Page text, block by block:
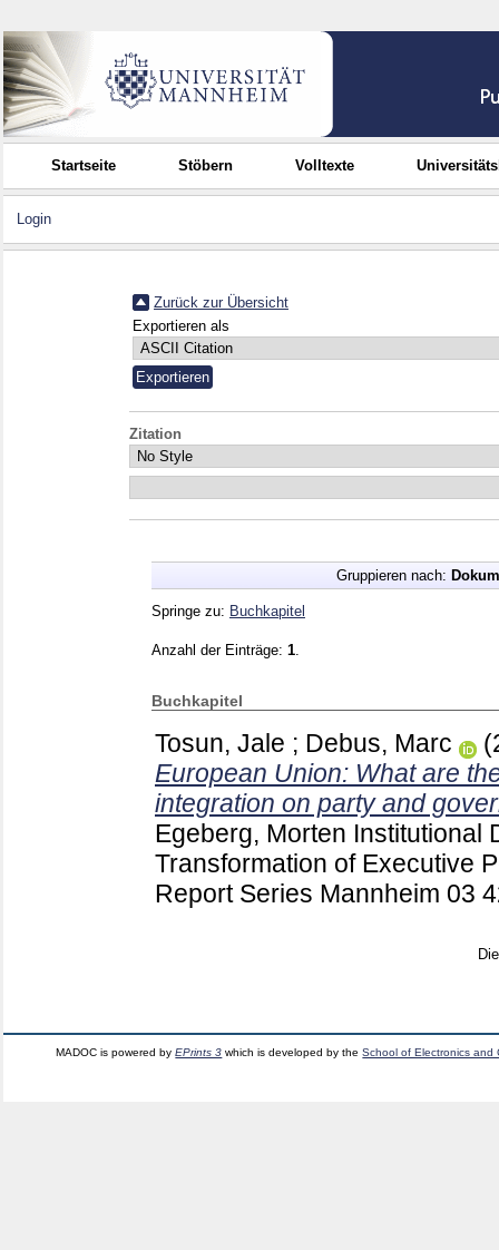
Startseite Stöbern Volltexte
Login
Zurück zur Übersicht
Exportieren als
Zitation
Gruppieren nach:
Springe zu: Buchkapitel
Anzahl der Einträge: 1
Buchkapitel
Tosun, Jale ; Debus, Marc
European Union: What are
integration on party and
Egeberg, Morten Institutional
Transformation of Executive
Report Series Mannheim 03
MADOC is powered byEPrints 3 which is developed by theSchool of Electronics and